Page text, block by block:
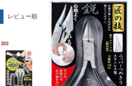
レビュー順